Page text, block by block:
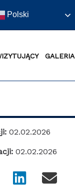
Polski
GALERIA
02.02.2026
02.02.2026